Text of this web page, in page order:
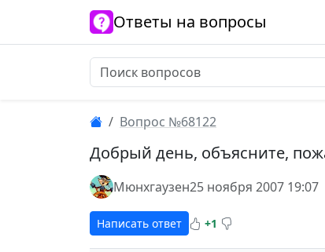
Ответы на вопросы
Вопрос №68122
Добрый день, объясните,
Мюнхгаузен25 ноября 2007 19:07
Написать ответ +1